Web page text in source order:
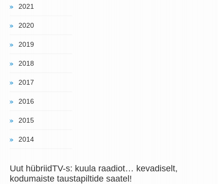
2021
2020
2019
2018
2017
2016
2015
2014
Uut hübriidTV-s: kuula raadiot… kevadiselt,
kodumaiste taustapiltide saatel!